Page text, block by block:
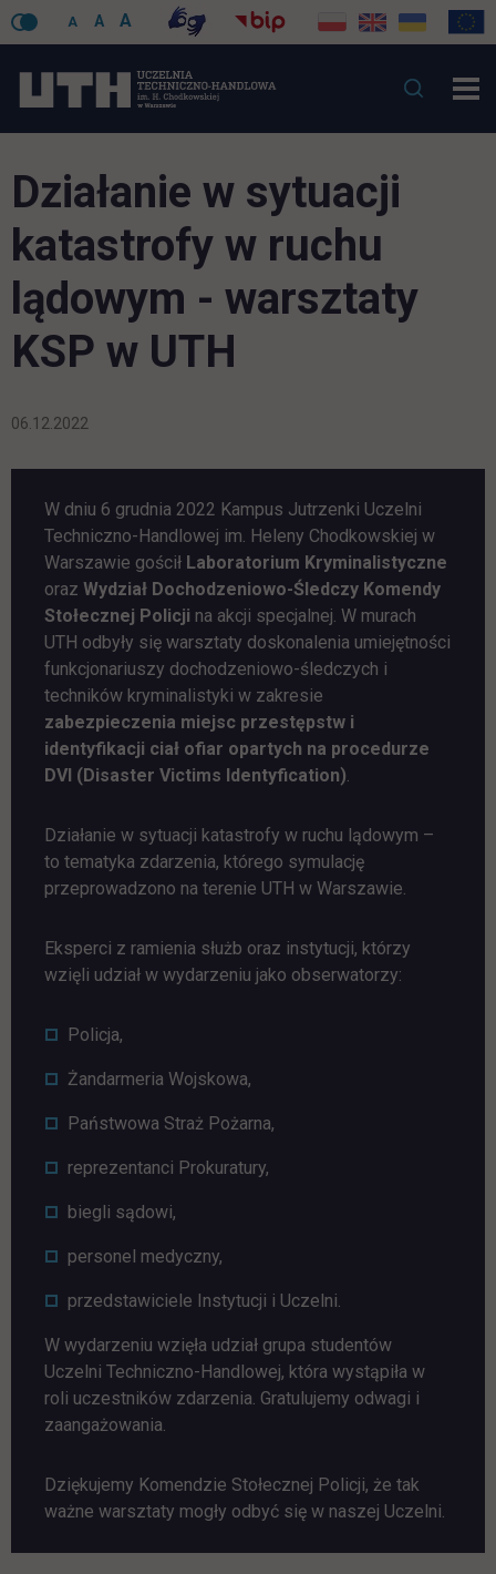
A A A
Działanie w sytuacji
katastrofy w ruchu
lądowym - warsztaty
KSP w UTH
06.12.2022
W dniu 6 grudnia 2022 Kampus Jutrzenki Uczelni
Techniczno-Handlowej im. Heleny Chodkowskiej w
Warszawie gościł Laboratorium Kryminalistyczne
oraz Wydział Dochodzeniowo-Śledczy Komendy
Stołecznej Policji na akcji specjalnej. W murach
UTH odbyły się warsztaty doskonalenia umiejętności
funkcjonariuszy dochodzeniowo-śledczych i
techników kryminalistyki w zakresie
zabezpieczenia miejsc przestępstw i
identyfikacji ciał ofiar opartych na procedurze
DVI (Disaster Victims Identyfication).
Działanie w sytuacji katastrofy w ruchu lądowym –
to tematyka zdarzenia, którego symulację
przeprowadzono na terenie UTH w Warszawie.
Eksperci z ramienia służb oraz instytucji, którzy
wzięli udział w wydarzeniu jako obserwatorzy:
Policja,
Żandarmeria Wojskowa,
Państwowa Straż Pożarna,
reprezentanci Prokuratury,
biegli sądowi,
personel medyczny,
przedstawiciele Instytucji i Uczelni.
W wydarzeniu wzięła udział grupa studentów
Uczelni Techniczno-Handlowej, która wystąpiła w
roli uczestników zdarzenia. Gratulujemy odwagi i
zaangażowania.
Dziękujemy Komendzie Stołecznej Policji, że tak
ważne warsztaty mogły odbyć się w naszej Uczelni.